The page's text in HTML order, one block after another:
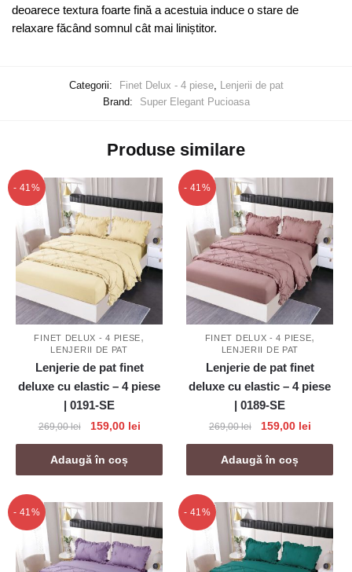
deoarece textura foarte fină a acestuia induce o stare de
relaxare făcând somnul cât mai liniștitor.
Categorii: Finet Delux - 4 piese, Lenjerii de pat
Brand:
Super Elegant Pucioasa
Produse similare
- 41%
FINET DELUX - 4 PIESE,
LENJERII DE PAT
Lenjerie de pat finet
deluxe cu elastic – 4 piese
| 0191-SE
269,00lei
Prețul
inițial
a
fost:
159,00 leiPrețul
curent
159,00 lei.
Adaugă în coș
- 41%
FINET DELUX - 4 PIESE,
LENJERII DE PAT
Lenjerie de pat finet
deluxe cu elastic – 4 piese
| 0189-SE
269,00lei
Prețul
inițial
a
fost:
159,00 leiPrețul
curent
159,00
Adaugă în coș
- 41% - 41%